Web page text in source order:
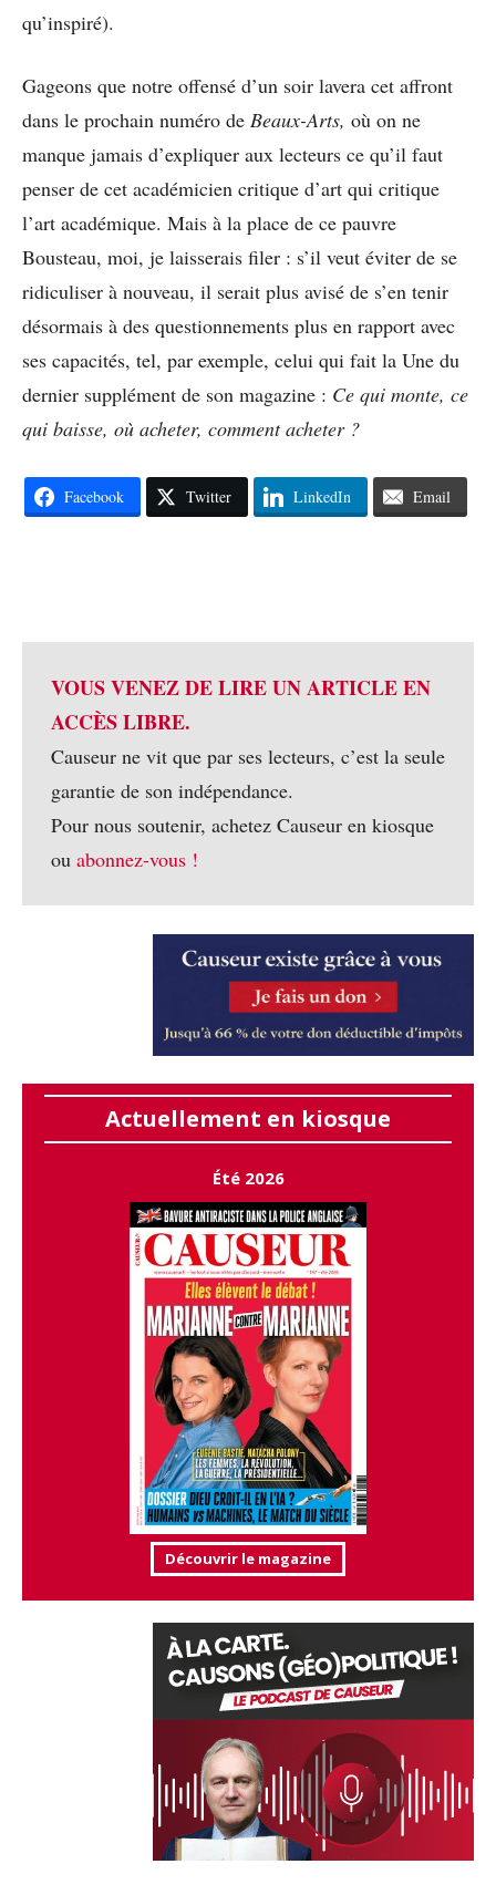
qu’inspiré).
Gageons que notre offensé d’un soir lavera cet affront
dans le prochain numéro de Beaux-Arts, où on ne
manque jamais d’expliquer aux lecteurs ce qu’il faut
penser de cet académicien critique d’art qui critique
l’art académique. Mais à la place de ce pauvre
Bousteau, moi, je laisserais filer : s’il veut éviter de se
ridiculiser à nouveau, il serait plus avisé de s’en tenir
désormais à des questionnements plus en rapport avec
ses capacités, tel, par exemple, celui qui fait la Une du
dernier supplément de son magazine : Ce qui monte, ce
qui baisse, où acheter, comment acheter ?
Facebook Twitter LinkedIn Email
VOUS VENEZ DE LIRE UN ARTICLE EN
ACCÈS LIBRE.
Causeur ne vit que par ses lecteurs, c’est la seule
garantie de son indépendance.
Pour nous soutenir, achetez Causeur en kiosque
ou abonnez-vous !
Actuellement en kiosque
Été 2026
Découvrir le magazine